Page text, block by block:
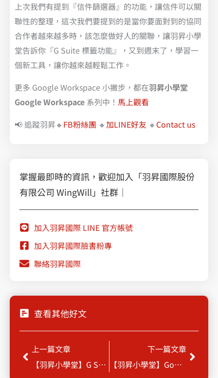
上次我們有提到『信件篩選器』的功能，讓信件可以關
聯性的整理，這次我們要提到的是當你要面對到的協同
合作者越來越多時，該怎麼做好人的關聯，讓羽昇小學
堂告訴你『G Suite 標籤功能』，又到週末了，學習一
個新工具，讓你越來越輕鬆工作。
更多 Google Workspace 小撇步，都在羽昇小學堂
Google Workspace 系列中！ 馬上觀看
📢 追蹤羽昇🔸 FB粉絲團 🔸加LINE好友 🔸 Contact us
掌握最即時的資訊，歡迎加入「羽昇國際股份
有限公司 WingWill」社群｜
加入羽昇國際 LINE 官方帳號
加入羽昇國際臉書粉專
聯絡羽昇國際
查看其他好文
Prev
上一篇文章
【羽昇小學堂】G Suite Essentials 強力登場
下一篇文章
【羽昇小學堂】Google Cloud Search
Next